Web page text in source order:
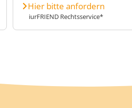
Hier bitte anfordern
iurFRIEND Rechtsservice*